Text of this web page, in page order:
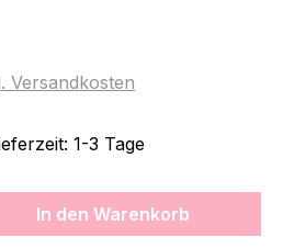
Versandkosten
1-3 Tage
Gib den
In den Warenkorb